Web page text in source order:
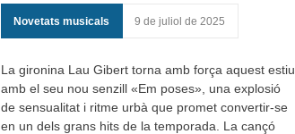
Novetats musicals 9 de juliol de 2025
La gironina Lau Gibert torna amb força aquest estiu
amb el seu nou senzill «Em poses», una explosió
de sensualitat i ritme urbà que promet convertir-se
en un dels grans hits de la temporada. La cançó